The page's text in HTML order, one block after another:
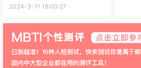
2024-3-11 18:00:27